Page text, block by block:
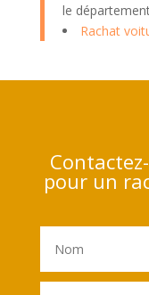
le
Rachat
pour un